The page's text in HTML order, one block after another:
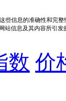
些信息的准确性和完
站信息及其内容所引
数 价